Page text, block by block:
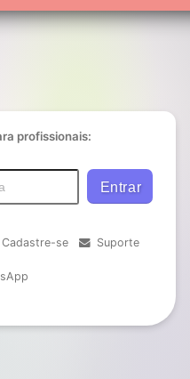
profissionais:
Cadastre-se Suporte